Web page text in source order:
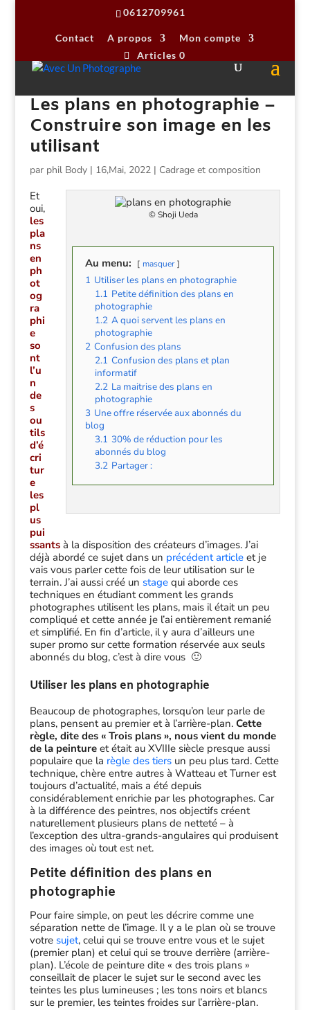
0612709961
Contact A propos
Mon compte
Articles 0
Les plans en photographie –
Construire son image en les
utilisant
par phil Body| 16,Mai, 2022| Cadrage et composition
© Shoji Ueda
Au menu: masquer
1 Utiliser les plans en photographie
1.1 Petite définition des plans en
photographie
1.2 A quoi servent les plans en
photographie
2 Confusion des plans
2.1 Confusion des plans et plan
informatif
2.2 La maitrise des plans en
photographie
3 Une offre réservée aux abonnés du
blog
3.1 30% de réduction pour les
abonnés du blog
3.2 Partager :
Et
oui,
les
pla
ns
en
ph
ot
og
ra
phi
e
so
nt
l’u
n
de
s
ou
tils
d’é
cri
tur
e
les
pl
us
pui
ssantsà la disposition des créateurs d’images. J’ai
déjà abordé ce sujet dans un précédent articleet je
vais vous parler cette fois de leur utilisation sur le
terrain. J’ai aussi créé un stagequi aborde ces
techniques en étudiant comment les grands
photographes utilisent les plans, mais il était un peu
compliqué et cette année je l’ai entièrement remanié
et simplifié. En fin d’article, il y aura d’ailleurs une
super promo sur cette formation réservée aux seuls
abonnés du blog, c’est à dire vous 🙂
Utiliser les plans en photographie
Beaucoup de photographes, lorsqu’on leur parle de
plans, pensent au premier et à l’arrière-plan. Cette
règle, dite des « Trois plans », nous vient du monde
de la peintureet était au XVIIIe siècle presque aussi
populaire que la règle des tiersun peu plus tard. Cette
technique, chère entre autres à Watteau et Turner est
toujours d’actualité, mais a été depuis
considérablement enrichie par les photographes. Car
à la différence des peintres, nos objectifs créent
naturellement plusieurs plans de netteté – à
l’exception des ultra-grands-angulaires qui produisent
des images où tout est net.
Petite définition des plans en
photographie
Pour faire simple, on peut les décrire comme une
séparation nette de l’image. Il y a le plan où se trouve
votre sujet, celui qui se trouve entre vous et le sujet
(premier plan) et celui qui se trouve derrière (arrière-
plan). L’école de peinture dite « des trois plans »
conseillait de placer le sujet sur le second avec les
teintes les plus lumineuses ; les tons noirs et blancs
sur le premier, les teintes froides sur l’arrière-plan.